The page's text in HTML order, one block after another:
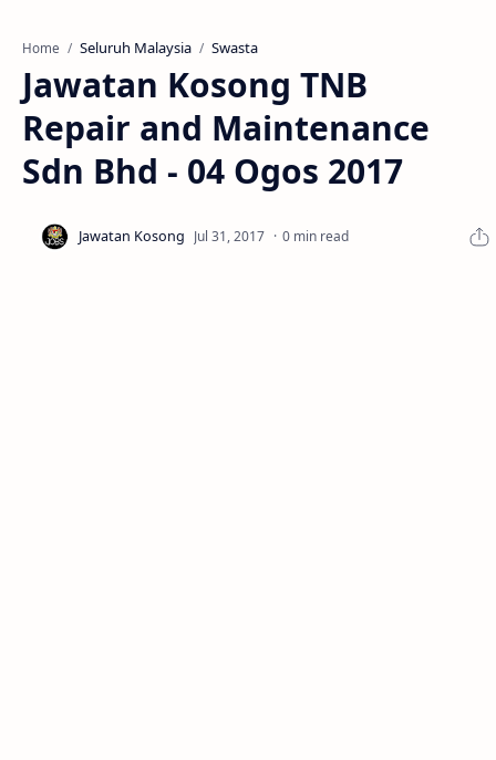
Home Seluruh Malaysia Swasta
Jawatan Kosong TNB
Repair and Maintenance
Sdn Bhd - 04 Ogos 2017
0 min read